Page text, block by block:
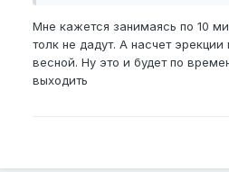
Мне кажется занимаясь по 10
толк не дадут. А насчет
весной. Ну это и будет по
выходить